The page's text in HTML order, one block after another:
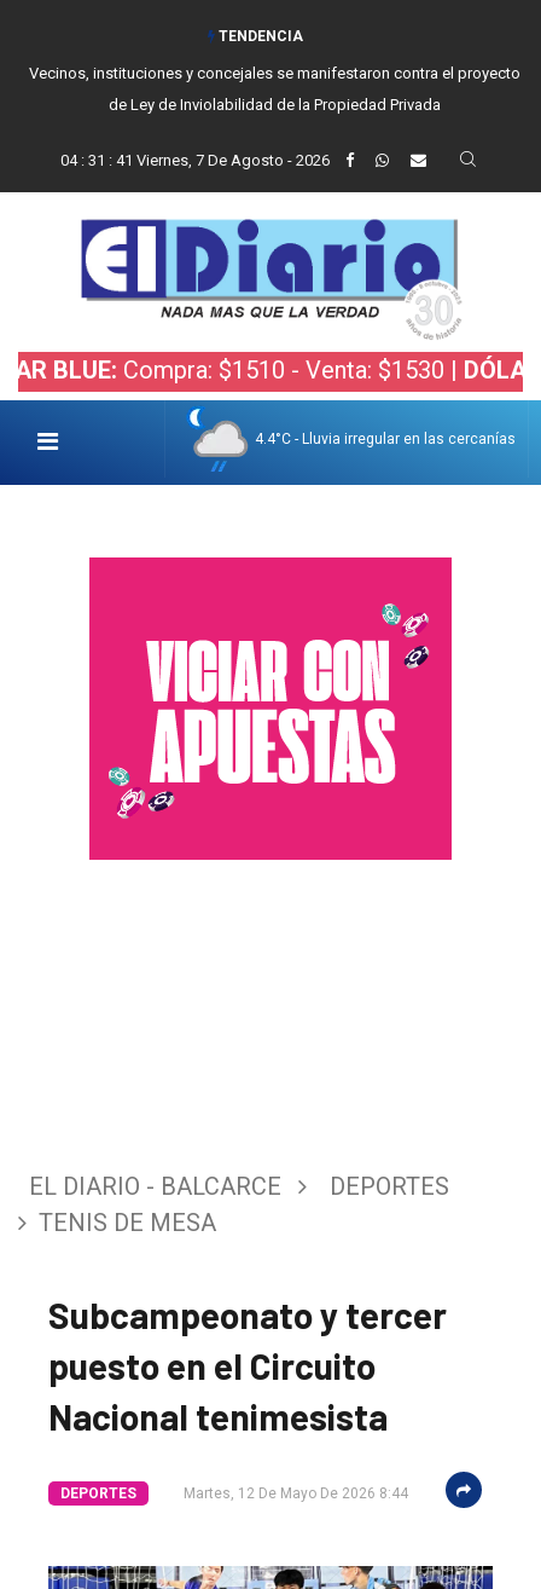
TENDENCIA
Vecinos, instituciones y concejales se manifestaron contra el proyecto
de Ley de Inviolabilidad de la Propiedad Privada
04: 31 : 42 Viernes, 7 De Agosto - 2026
Compra: $1510 - Venta: $1530 |DÓLAR
4.4°C - Lluvia irregular en las cercanías
EL DIARIO - BALCARCE
DEPORTES
TENIS DE MESA
Subcampeonato y tercer
puesto en el Circuito
Nacional tenimesista
DEPORTES Martes, 12 De Mayo De 2026 8:44